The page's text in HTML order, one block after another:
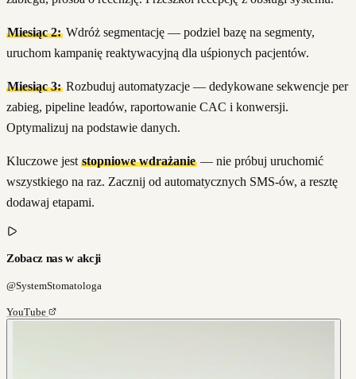
Miesiąc 2:Wdróż segmentację — podziel bazę na segmenty,
uruchom kampanię reaktywacyjną dla uśpionych pacjentów.
Miesiąc 3:Rozbuduj automatyzacje — dedykowane sekwencje per
zabieg, pipeline leadów, raportowanie CAC i konwersji.
Optymalizuj na podstawie danych.
Kluczowe jest stopniowe wdrażanie— nie próbuj uruchomić
wszystkiego na raz. Zacznij od automatycznych SMS-ów, a resztę
dodawaj etapami.
Zobacz nas w akcji
@SystemStomatologa
YouTube